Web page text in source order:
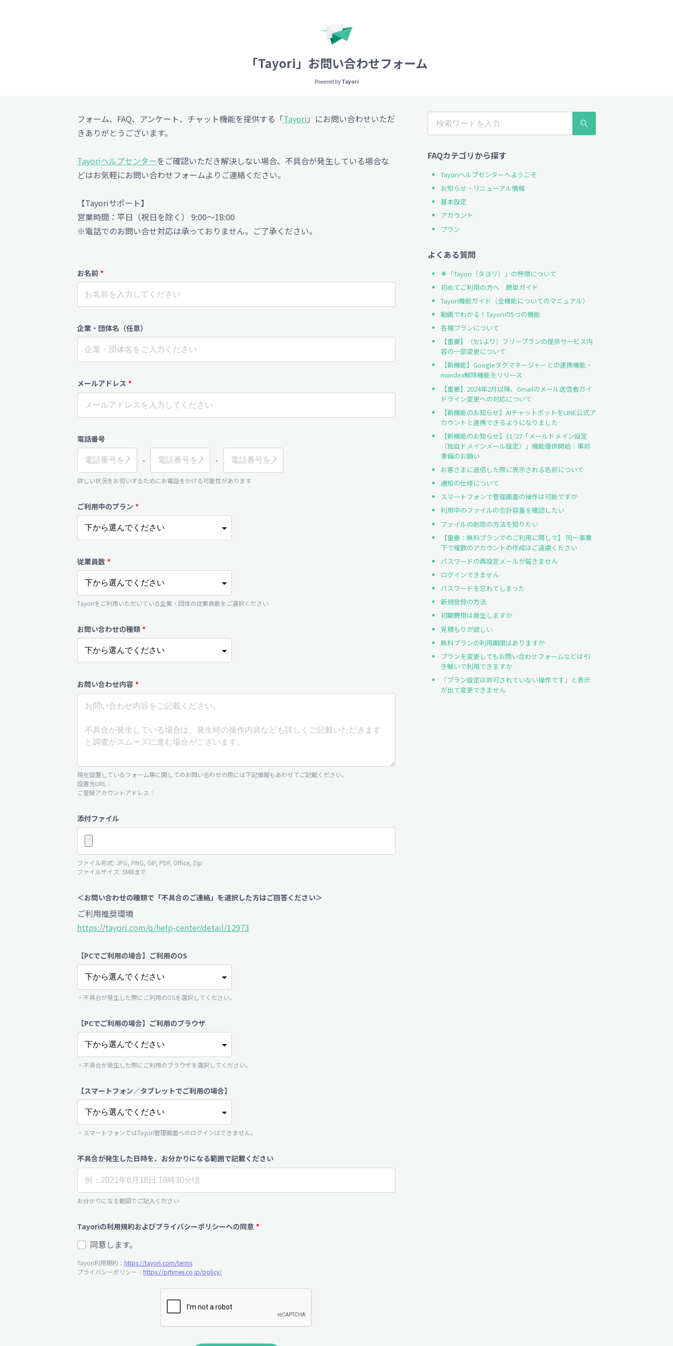
「Tayori」お問い合わせフォーム
Powered by Tayori
フォーム、FAQ、アンケート、チャット機能を提供する「Tayori 」にお問い合わせいただ
きありがとうございます。
Tayoriヘルプセンターをご確認いただき解決しない場合、不具合が発生している場合な
どはお気軽にお問い合わせフォームよりご連絡ください。
【Tayoriサポート】
営業時間：平日（祝日を除く） 9:00〜18:00
※電話でのお問い合せ対応は承っておりません。ご了承ください。
お名前 *
企業・団体名（任意）
メールアドレス *
電話番号
- -
詳しい状況をお伺いするためにお電話をかける可能性があります
ご利用中のプラン *
従業員数 *
Tayoriをご利用いただいている企業・団体の従業員数をご選択ください
お問い合わせの種類 *
お問い合わせ内容 *
現在設置しているフォーム等に関してのお問い合わせの際には下記情報もあわせてご記載ください。
設置先URL：
ご登録アカウントアドレス：
添付ファイル
ファイル形式: JPG, PNG, GIF, PDF, Office, Zip
ファイルサイズ: 5MBまで
＜お問い合わせの種類で「不具合のご連絡」を選択した方はご回答ください＞
ご利用推奨環境
https://tayori.com/q/help-center/detail/12973
【PCでご利用の場合】ご利用のOS
・不具合が発生した際にご利用のOSを選択してください。
【PCでご利用の場合】ご利用のブラウザ
・不具合が発生した際にご利用のブラウザを選択してください。
【スマートフォン／タブレットでご利用の場合】
・スマートフォンではTayori管理画面へのログインはできません。
不具合が発生した日時を、お分かりになる範囲で記載ください
お分かりになる範囲でご記入ください
Tayoriの利用規約およびプライバシーポリシーへの同意 *
同意します。
Tayori利用規約： https://tayori.com/terms
プライバシーポリシー： https://prtimes.co.jp/policy/
FAQカテゴリから探す
Tayoriヘルプセンターへようこそ
お知らせ・リニューアル情報
基本設定
アカウント
プラン
よくある質問
🌟「Tayori（タヨリ）」の特徴について
初めてご利用の方へ 簡単ガイド
Tayori機能ガイド（全機能についてのマニュアル）
動画でわかる！Tayoriの5つの機能
各種プランについて
【重要】（9/1より）フリープランの提供サービス内
容の一部変更について
【新機能】Googleタグマネージャーとの連携機能・
noindex解除機能をリリース
【重要】2024年2月以降、Gmailのメール送信者ガイ
ドライン変更への対応について
【新機能のお知らせ】AIチャットボットをLINE公式ア
カウントと連携できるようになりました
【新機能のお知らせ】11/27「メールドメイン設定
（独自ドメインメール設定）」機能提供開始｜事前
準備のお願い
お客さまに返信した際に表示される名前について
通知の仕様について
スマートフォンで管理画面の操作は可能ですか
利用中のファイルの合計容量を確認したい
ファイルの削除の方法を知りたい
【重要：無料プランでのご利用に関して】 同一事業
下で複数のアカウントの作成はご遠慮ください
パスワードの再設定メールが届きません
ログインできません
パスワードを忘れてしまった
新規登録の方法
初期費用は発生しますか
見積もりが欲しい
無料プランの利用期限はありますか
プランを変更してもお問い合わせフォームなどは引
き継いで利用できますか
「プラン設定は許可されていない操作です」と表示
が出て変更できません